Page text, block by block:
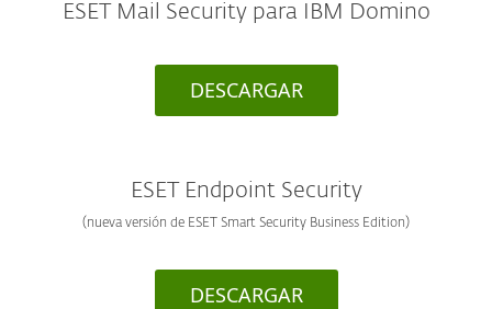
ESET Mail Security para IBM Domino
DESCARGAR
ESET Endpoint Security
(nueva versión de ESET Smart Security Business Edition)
DESCARGAR